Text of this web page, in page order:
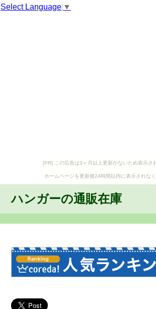
Select Language ▼
[PR] この広告は3ヶ月以上更新がないため表示さ
ホームページを更新後24時間以内に表示されなく
ハンガーの通販在庫